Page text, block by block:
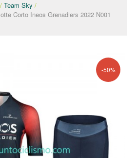
Team Sky
Corto Ineos Grenadiers 2022 N001
-50%